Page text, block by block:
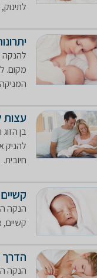
להנקה
מקום.
עצות
בן
להניק
חיובית.
הנקה
קשיים,
הנקה